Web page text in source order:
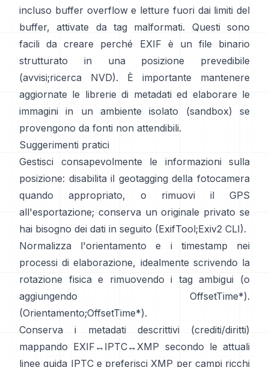
incluso buffer overflow e letture fuori dai limiti del
buffer, attivate da tag malformati. Questi sono
facili da creare perché EXIF è un file binario
strutturato in una posizione prevedibile
(avvisi;ricerca NVD). È importante mantenere
aggiornate le librerie di metadati ed elaborare le
immagini in un ambiente isolato (sandbox) se
provengono da fonti non attendibili.
Suggerimenti pratici
Gestisci consapevolmente le informazioni sulla
posizione: disabilita il geotagging della fotocamera
quando appropriato, o rimuovi il GPS
all'esportazione; conserva un originale privato se
hai bisogno dei dati in seguito (ExifTool;Exiv2 CLI).
Normalizza l'orientamento e i timestamp nei
processi di elaborazione, idealmente scrivendo la
rotazione fisica e rimuovendo i tag ambigui (o
aggiungendo OffsetTime*).
(Orientamento;OffsetTime*).
Conserva i metadati descrittivi (crediti/diritti)
mappando EXIF↔IPTC↔XMP secondo le attuali
linee guida IPTCe preferisci XMP per campi ricchi